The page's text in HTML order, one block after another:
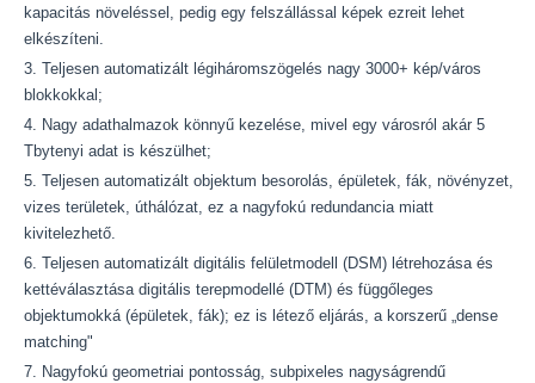
kapacitás növeléssel, pedig egy felszállással képek ezreit lehet
elkészíteni.
Teljesen automatizált légiháromszögelés nagy 3000+ kép/város
blokkokkal;
Nagy adathalmazok könnyű kezelése, mivel egy városról akár 5
Tbytenyi adat is készülhet;
Teljesen automatizált objektum besorolás, épületek, fák, növényzet,
vizes területek, úthálózat, ez a nagyfokú redundancia miatt
kivitelezhető.
Teljesen automatizált digitális felületmodell (DSM) létrehozása és
kettéválasztása digitális terepmodellé (DTM) és függőleges
objektumokká (épületek, fák); ez is létező eljárás, a korszerű „dense
matching"
Nagyfokú geometriai pontosság, subpixeles nagyságrendű